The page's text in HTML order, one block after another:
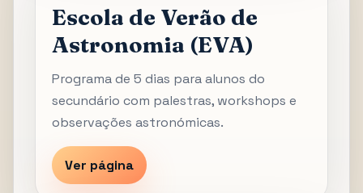
Escola de Verão de
Astronomia (EVA)
Programa de 5 dias para alunos do
secundário com palestras, workshops e
observações astronómicas.
Ver página